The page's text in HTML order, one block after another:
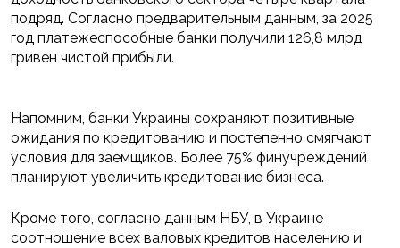
подряд. Согласно предварительным данным, за 2025
год платежеспособные банки получили 126,8 млрд
гривен чистой прибыли.
Напомним, банки Украины сохраняют позитивные
ожидания по кредитованию и постепенно смягчают
условия для заемщиков. Более 75% финучреждений
планируют увеличить кредитование бизнеса.
Кроме того, согласно данным НБУ, в Украине
соотношение всех валовых кредитов населению и